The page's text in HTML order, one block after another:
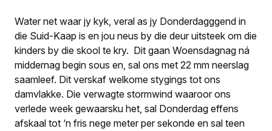
Water net waar jy kyk, veral as jy Donderdagggend in
die Suid-Kaap is en jou neus by die deur uitsteek om die
kinders by die skool te kry. Dit gaan Woensdagnag ná
middernag begin sous en, sal ons met 22 mm neerslag
saamleef. Dit verskaf welkome stygings tot ons
damvlakke. Die verwagte stormwind waaroor ons
verlede week gewaarsku het, sal Donderdag effens
afskaal tot ‘n fris nege meter per sekonde en sal teen